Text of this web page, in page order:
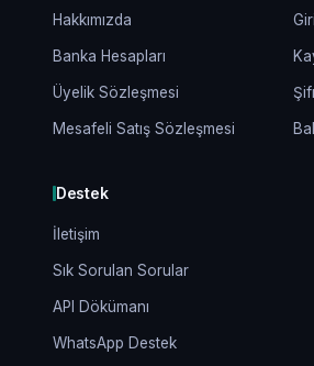
Hakkımızda
Banka Hesapları
Üyelik Sözleşmesi
Mesafeli Satış Sözleşmesi
Destek
İletişim
Sık Sorulan Sorular
API Dökümanı
WhatsApp Destek